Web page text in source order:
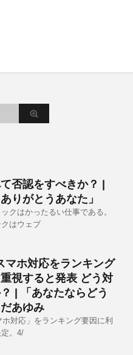
否認をすべきか？ |
りがとうあなた」
クはかったるい仕事である。
はウェブ
マホ対応をランキング
視すると発表 どう対
| 「あなたならどう
あゆみ
対応」をランキング要因に利
。4/